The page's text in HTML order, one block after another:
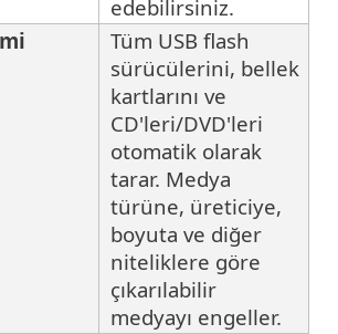
edebilirsiniz.
Tüm USB flash
sürücülerini, bellek
kartlarını ve
CD'leri/DVD'leri
otomatik olarak
tarar. Medya
türüne, üreticiye,
boyuta ve diğer
niteliklere göre
çıkarılabilir
medyayı engeller.